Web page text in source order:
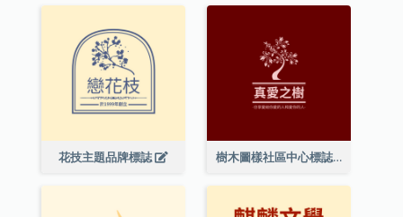
花技主題品牌標誌 樹木圖樣社區中心標誌